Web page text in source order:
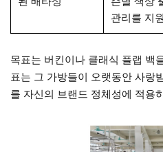
관리를 지
목표는 버킨이나 클래식 플랩 백
표는 그 가방들이 오랫동안 사랑
를 자신의 브랜드 정체성에 적용